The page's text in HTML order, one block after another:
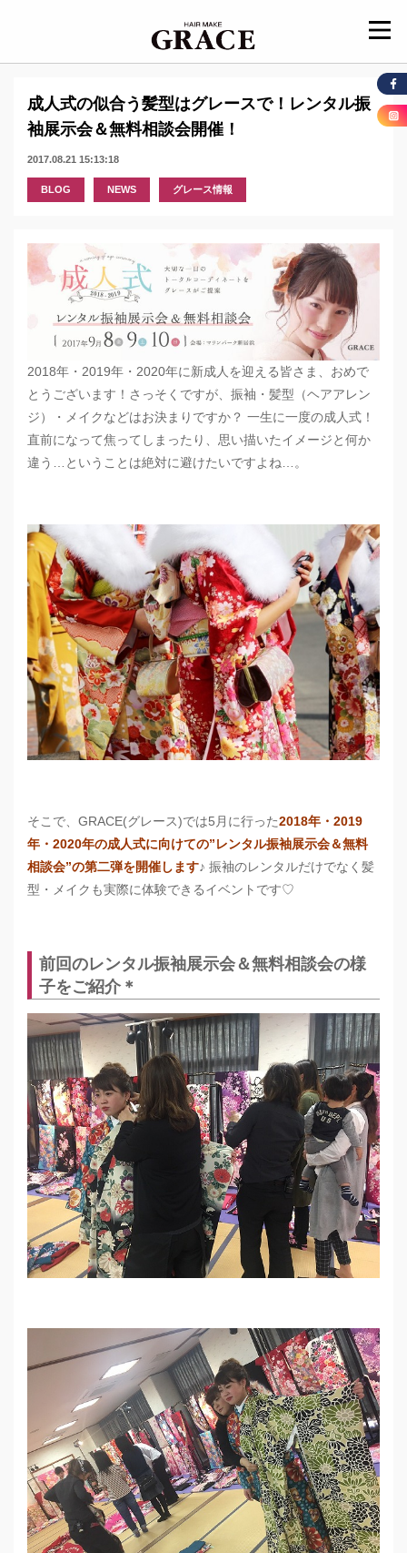
成人式の似合う髪型はグレースで！レンタル振
袖展示会＆無料相談会開催！
2017.08.21 15:13:18
BLOG NEWS グレース情報
2018年・2019年・2020年に新成人を迎える皆さま、おめで
とうございます！さっそくですが、振袖・髪型（ヘアアレン
ジ）・メイクなどはお決まりですか？ 一生に一度の成人式！
直前になって焦ってしまったり、思い描いたイメージと何か
違う…ということは絶対に避けたいですよね…。
そこで、GRACE(グレース)では5月に行った2018年・2019
年・2020年の成人式に向けての”レンタル振袖展示会＆無料
相談会”の第二弾を開催します♪ 振袖のレンタルだけでなく髪
型・メイクも実際に体験できるイベントです♡
前回のレンタル振袖展示会＆無料相談会の様
子をご紹介＊